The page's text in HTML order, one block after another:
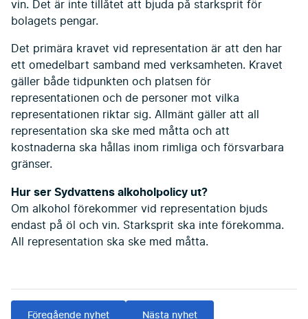
vin. Det är inte tillåtet att bjuda på starksprit för
bolagets pengar.
Det primära kravet vid representation är att den har
ett omedelbart samband med verksamheten. Kravet
gäller både tidpunkten och platsen för
representationen och de personer mot vilka
representationen riktar sig. Allmänt gäller att all
representation ska ske med måtta och att
kostnaderna ska hållas inom rimliga och försvarbara
gränser.
Hur ser Sydvattens alkoholpolicy ut?
Om alkohol förekommer vid representation bjuds
endast på öl och vin. Starksprit ska inte förekomma.
All representation ska ske med måtta.
Föregående nyhet Nästa nyhet